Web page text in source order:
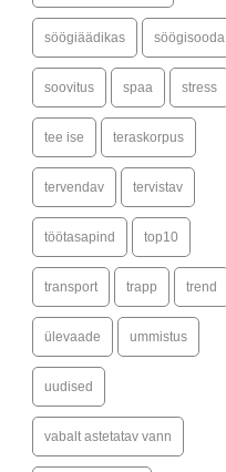
söögiäädikas söögisooda
soovitus spaa stress
tee ise teraskorpus
tervendav tervistav
töötasapind top10
transport trapp trend
ülevaade ummistus
uudised
vabalt astetatav vann